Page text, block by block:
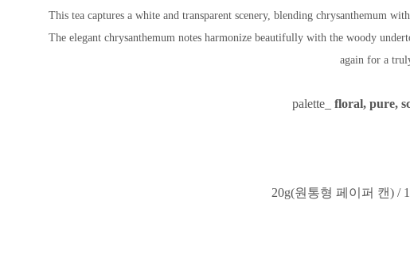
This tea captures a white and transparent scenery, blending chrysanthemum
The elegant chrysanthemum notes harmonize beautifully with the woody
again for a
palette_ floral, pure,
20g(원통형 페이퍼 캔) /